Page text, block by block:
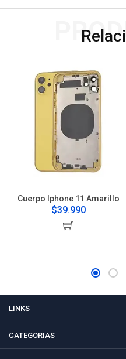
Cuerpo Iphone 11 Amarillo
$39.990
LINKS
CATEGORIAS